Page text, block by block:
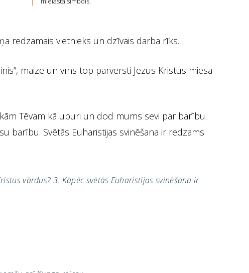
redzamais vietnieks un dzīvais darba rīks.
maize un vīns top pārvērsti Jēzus Kristus miesā
Tēvam kā upuri un dod mums sevi par barību.
barību. Svētās Euharistijas svinēšana ir redzams
vārdus? 3. Kāpēc svētās Euharistijas svinēšana ir